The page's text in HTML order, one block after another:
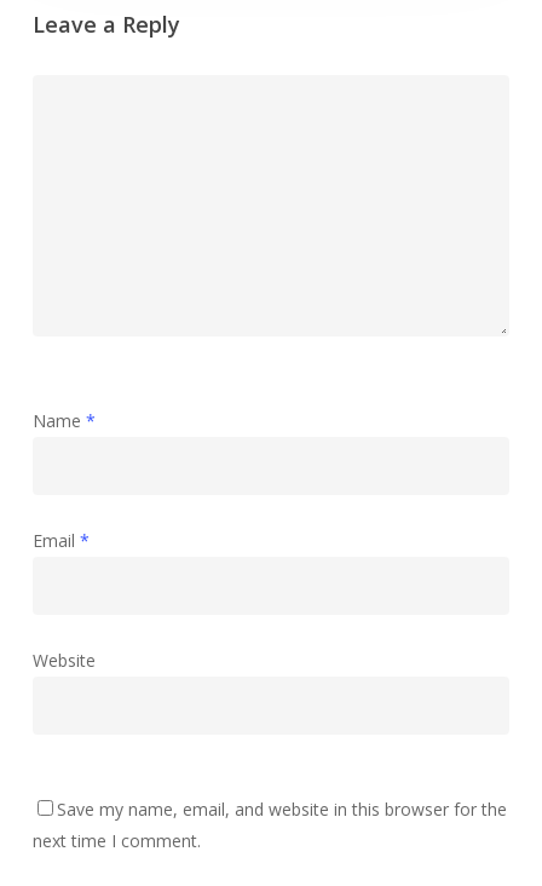
Leave a Reply
Name *
Email *
Website
Save my name, email, and website in this browser for the
next time I comment.